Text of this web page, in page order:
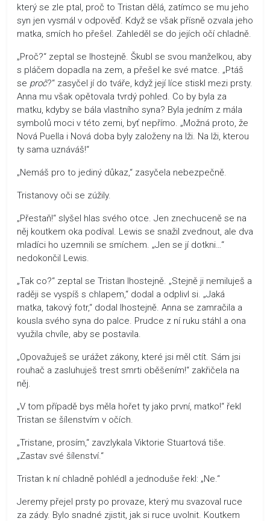
který se zle ptal, proč to Tristan dělá, zatímco se mu jeho
syn jen vysmál v odpověď. Když se však přísně ozvala jeho
matka, smích ho přešel. Zahleděl se do jejích očí chladně.
„Proč?“ zeptal se lhostejně. Škubl se svou manželkou, aby
s pláčem dopadla na zem, a přešel ke své matce. „Ptáš
se proč?“ zasyčel jí do tváře, když její líce stiskl mezi prsty.
Anna mu však opětovala tvrdý pohled. Co by byla za
matku, kdyby se bála vlastního syna? Byla jedním z mála
symbolů moci v této zemi, byť nepřímo. „Možná proto, že
Nová Puella i Nová doba byly založeny na lži. Na lži, kterou
ty sama uznáváš!“
„Nemáš pro to jediný důkaz,“ zasyčela nebezpečně.
Tristanovy oči se zúžily.
„Přestaň!“ slyšel hlas svého otce. Jen znechuceně se na
něj koutkem oka podíval. Lewis se snažil zvednout, ale dva
mladíci ho uzemnili se smíchem. „Jen se jí dotkni…“
nedokončil Lewis.
„Tak co?“ zeptal se Tristan lhostejně. „Stejně ji nemiluješ a
raději se vyspíš s chlapem,“ dodal a odplivl si. „Jaká
matka, takový fotr,“ dodal lhostejně. Anna se zamračila a
kousla svého syna do palce. Prudce z ní ruku stáhl a ona
využila chvíle, aby se postavila.
„Opovažuješ se urážet zákony, které jsi měl ctít. Sám jsi
rouhač a zasluhuješ trest smrti oběšením!“ zakřičela na
něj.
„V tom případě bys měla hořet ty jako první, matko!“ řekl
Tristan se šílenstvím v očích.
„Tristane, prosím,“ zavzlykala Viktorie Stuartová tiše.
„Zastav své šílenství.“
Tristan k ní chladně pohlédl a jednoduše řekl: „Ne.“
Jeremy přejel prsty po provaze, který mu svazoval ruce
za zády. Bylo snadné zjistit, jak si ruce uvolnit. Koutkem